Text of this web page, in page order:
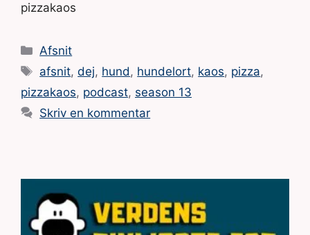
pizzakaos
Kategorier
Afsnit
Tags
afsnit,dej, hund, hundelort, kaos, pizza,
pizzakaos, podcast, season 13
Skriv en kommentar